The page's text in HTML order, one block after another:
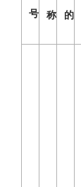
号
称
的